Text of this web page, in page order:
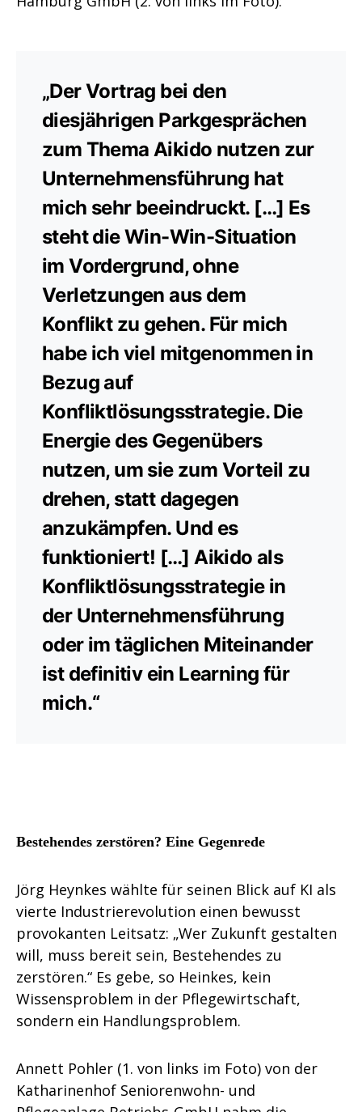
„Der Vortrag bei den
diesjährigen Parkgesprächen
zum Thema Aikido nutzen zur
Unternehmensführung hat
mich sehr beeindruckt. […] Es
steht die Win-Win-Situation
im Vordergrund, ohne
Verletzungen aus dem
Konflikt zu gehen. Für mich
habe ich viel mitgenommen in
Bezug auf
Konfliktlösungsstrategie. Die
Energie des Gegenübers
nutzen, um sie zum Vorteil zu
drehen, statt dagegen
anzukämpfen. Und es
funktioniert! […] Aikido als
Konfliktlösungsstrategie in
der Unternehmensführung
oder im täglichen Miteinander
ist definitiv ein Learning für
mich.“
Bestehendes zerstören? Eine Gegenrede
Jörg Heynkes wählte für seinen Blick auf KI als
vierte Industrierevolution einen bewusst
provokanten Leitsatz: „Wer Zukunft gestalten
will, muss bereit sein, Bestehendes zu
zerstören.“ Es gebe, so Heinkes, kein
Wissensproblem in der Pflegewirtschaft,
sondern ein Handlungsproblem.
Annett Pohler (1. von links im Foto) von der
Katharinenhof Seniorenwohn- und